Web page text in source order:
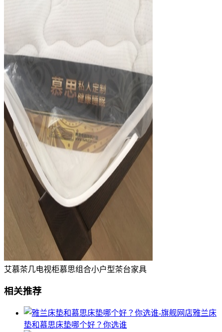
艾慕茶几电视柜慕思组合小户型茶台家具
相关推荐
雅兰床
垫和慕思床垫哪个好？你选谁